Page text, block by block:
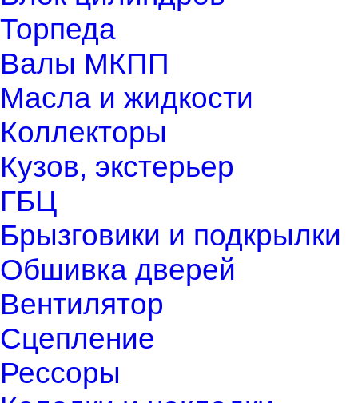
Торпеда
Валы МКПП
Масла и жидкости
Коллекторы
Кузов, экстерьер
ГБЦ
Брызговики и подкрылки
Обшивка дверей
Вентилятор
Сцепление
Рессоры